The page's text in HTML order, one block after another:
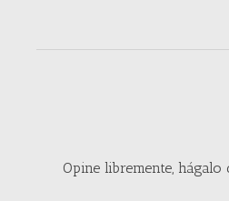
Opine libremente,